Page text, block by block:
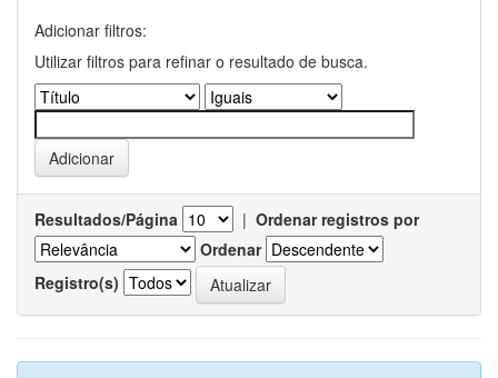
Adicionar filtros:
Utilizar filtros para refinar o resultado de busca.
Resultados/Página | Ordenar registros por
Ordenar
Registro(s)